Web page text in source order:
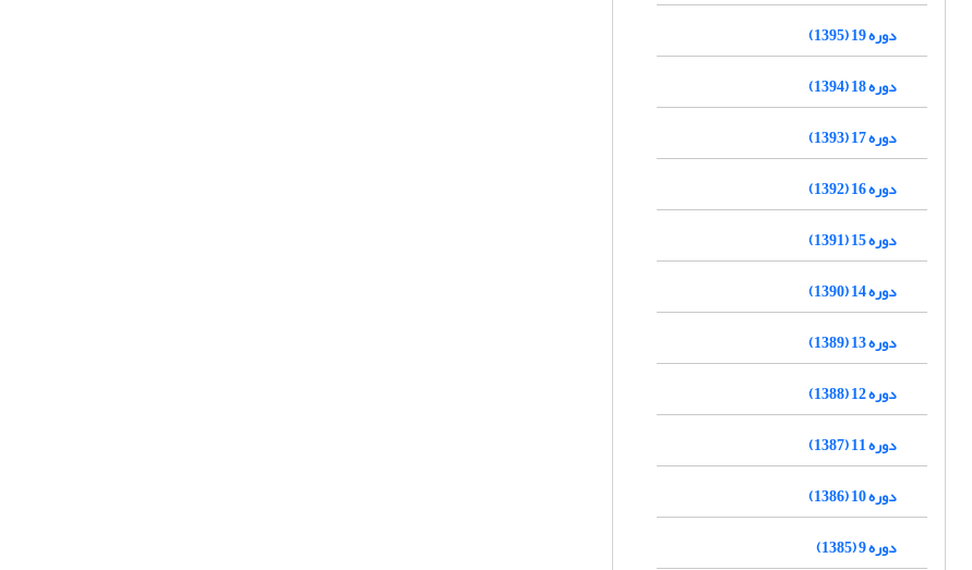
دوره 19 (1395)
دوره 18 (1394)
دوره 17 (1393)
دوره 16 (1392)
دوره 15 (1391)
دوره 14 (1390)
دوره 13 (1389)
دوره 12 (1388)
دوره 11 (1387)
دوره 10 (1386)
دوره 9 (1385)